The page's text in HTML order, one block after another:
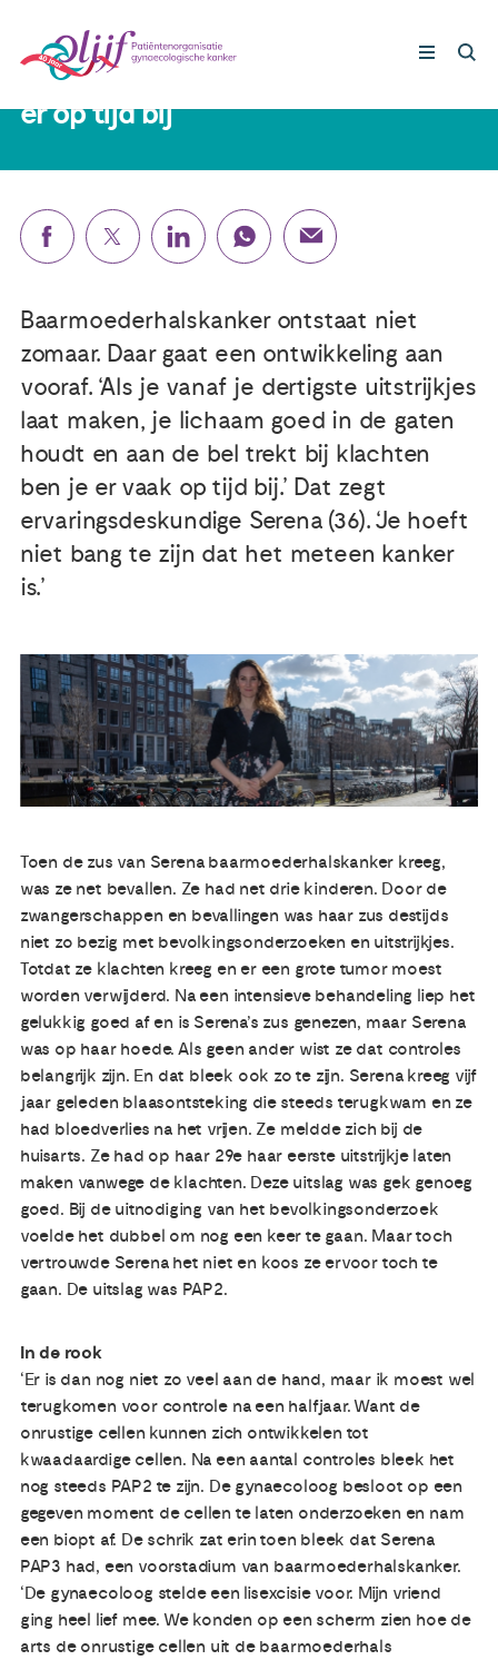
Nieuws
Agenda
Publicaties
Over ons
Contact
Lotgenoten
Steun ons
Serena (36) had een voorstadium
van baarmoederhalskanker: ’Ik was
er op tijd bij’
Baarmoederhalskanker ontstaat niet
zomaar. Daar gaat een ontwikkeling aan
vooraf. ‘Als je vanaf je dertigste uitstrijkjes
laat maken, je lichaam goed in de gaten
houdt en aan de bel trekt bij klachten
ben je er vaak op tijd bij.’ Dat zegt
ervaringsdeskundige Serena (36). ‘Je hoeft
niet bang te zijn dat het meteen kanker
is.’
Toen de zus van Serena baarmoederhalskanker kreeg,
was ze net bevallen. Ze had net drie kinderen. Door de
zwangerschappen en bevallingen was haar zus destijds
niet zo bezig met bevolkingsonderzoeken en uitstrijkjes.
Totdat ze klachten kreeg en er een grote tumor moest
worden verwijderd. Na een intensieve behandeling liep het
gelukkig goed af en is Serena’s zus genezen, maar Serena
was op haar hoede. Als geen ander wist ze dat controles
belangrijk zijn. En dat bleek ook zo te zijn. Serena kreeg vijf
jaar geleden blaasontsteking die steeds terugkwam en ze
had bloedverlies na het vrijen. Ze meldde zich bij de
huisarts. Ze had op haar 29e haar eerste uitstrijkje laten
maken vanwege de klachten. Deze uitslag was gek genoeg
goed. Bij de uitnodiging van het bevolkingsonderzoek
voelde het dubbel om nog een keer te gaan. Maar toch
vertrouwde Serena het niet en koos ze ervoor toch te
gaan. De uitslag was PAP2.
In de rook
‘Er is dan nog niet zo veel aan de hand, maar ik moest wel
terugkomen voor controle na een halfjaar. Want de
onrustige cellen kunnen zich ontwikkelen tot
kwaadaardige cellen. Na een aantal controles bleek het
nog steeds PAP2 te zijn. De gynaecoloog besloot op een
gegeven moment de cellen te laten onderzoeken en nam
een biopt af. De schrik zat erin toen bleek dat Serena
PAP3 had, een voorstadium van baarmoederhalskanker.
‘De gynaecoloog stelde een lisexcisie voor. Mijn vriend
ging heel lief mee. We konden op een scherm zien hoe de
arts de onrustige cellen uit de baarmoederhals